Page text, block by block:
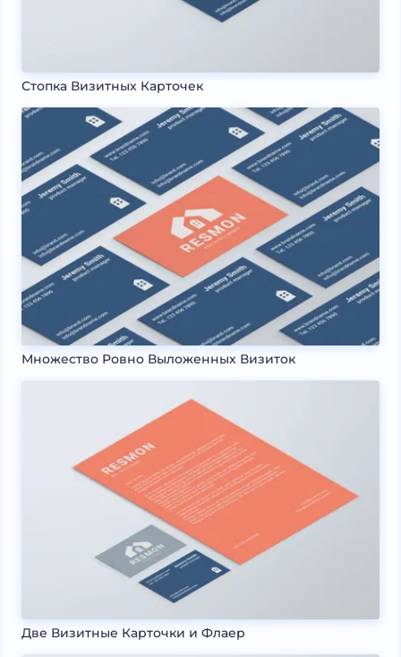
Стопка Визитных Карточек
Множество Ровно Выложенных Визиток
Две Визитные Карточки и Флаер